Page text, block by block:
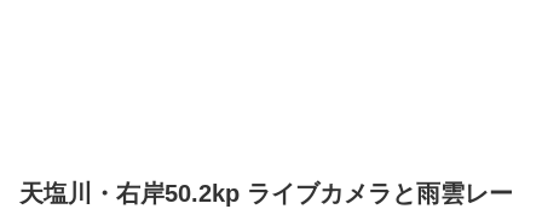
天塩川・右岸50.2kp ライブカメラと雨雲レー